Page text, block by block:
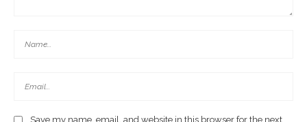
Save my name, email, and website in this browser for the next